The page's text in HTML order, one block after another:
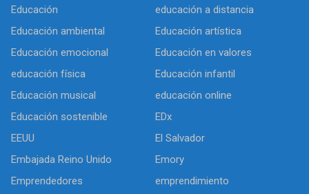
Educación
educación a distancia
Educación ambiental
Educación artística
Educación emocional
Educación en valores
educación física
Educación infantil
Educación musical
educación online
Educación sostenible
EDx
EEUU
El Salvador
Embajada Reino Unido
Emory
Emprendedores
emprendimiento